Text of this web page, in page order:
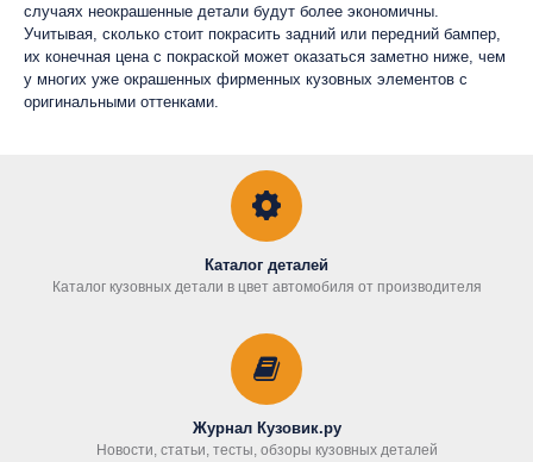
случаях неокрашенные детали будут более экономичны.
Учитывая, сколько стоит покрасить задний или передний бампер,
их конечная цена с покраской может оказаться заметно ниже, чем
у многих уже окрашенных фирменных кузовных элементов с
оригинальными оттенками.
Каталог деталей
Каталог кузовных детали в цвет автомобиля от производителя
Журнал Кузовик.ру
Новости, статьи, тесты, обзоры кузовных деталей